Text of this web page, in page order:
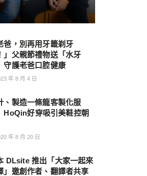
爸，別再用牙籤剃牙
」父親節禮物送「水牙
守護老爸口腔健康
年 8 月 4 日
、製造一條龍客製化服
好穿吸引美鞋控朝
年 8 月 20 日
DLsite 推出「大家一起來
」邀創作者、翻譯者共享